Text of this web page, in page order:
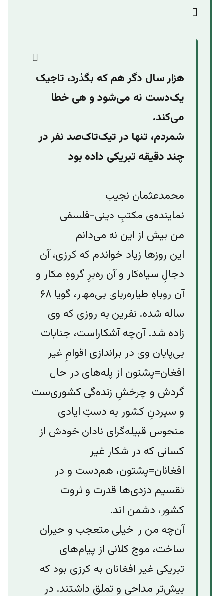
هزار سال دگر هم که بگذرد،‌ تاجیک
یک‌دست نه می‌شود و هی خطا
می‌کند.
شمردم، تنها در تیک‌تاک‌صد نفر در
چند دقیقه تبریکی داده بود
محمدعثمان نجیب
نماینده‌ی مکتبِ دینی-فلسفی
من بیش از این نه می‌دانم
این روزها زیاد خواندم که کرزی، آن
دجالِ سیاه‌کار و آن ره‌برِ گروهِ مکار و
آن روباهِ طیاره‌ربای بی‌مهار،‌ گویا ۶۸
ساله شده. نفرین به روزی که وی
زاده شد. آن‌چه آشکاراست، جنایات
بی‌پایان وی در براندازی اقوامِ غیر
افغان=پشتون از پله‌های در حال
گردش و‌ چرخشِ زنده‌گی کشوری‌ست
و سپردنِ کشور به دستِ ایادی
منحوس قبیله‌‌گرای نادان خودش از
کسانی که در شکار غیر
افغانان=پشتون، هم‌دست و در
تقسیم دزدی‌ها قدرت و ثروت
کشور، دشمن اند.
آن‌چه من را خیلی متعجب و حیران
ساخت، موج کلانی از پیام‌های
تبریکی غیر افغانان به کرزی بود که
بیش‌تر مداحی و تملق داشتند. در